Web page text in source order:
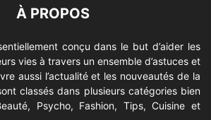
À PROPOS
conçu dans le but d’aider les
vies à travers un ensemble d’astuces et
aussi l’actualité et les nouveautés de la
classés dans plusieurs catégories bien
Psycho, Fashion, Tips, Cuisine et